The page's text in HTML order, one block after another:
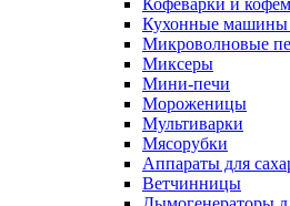
Кофеварки и
Кухонные
Микроволновые
Миксеры
Мини-печи
Мороженицы
Мультиварки
Мясорубки
Аппараты для
Ветчинницы